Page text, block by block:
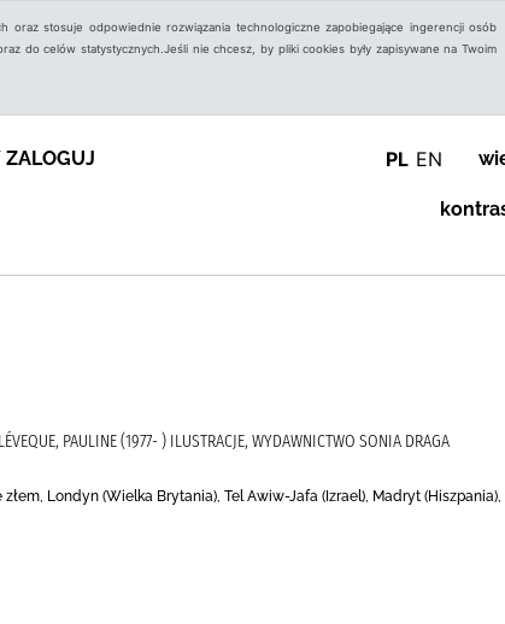
stosuje odpowiednie rozwiązania technologiczne zapobiegające ingerencji osób
do celów statystycznych.Jeśli nie chcesz, by pliki cookies były zapisywane na Twoim
PL EN
PAULINE (1977- ) ILUSTRACJE, WYDAWNICTWO SONIA DRAGA
Londyn (Wielka Brytania), Tel Awiw-Jafa (Izrael), Madryt (Hiszpania),